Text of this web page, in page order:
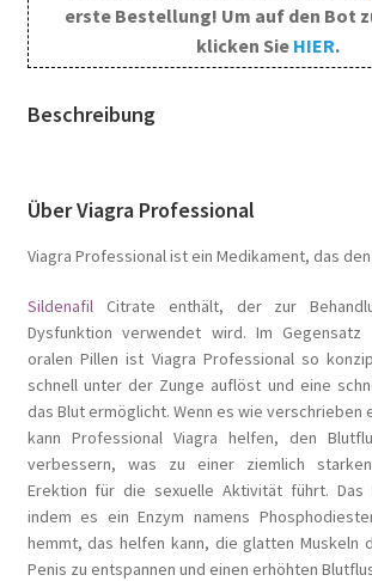
erste Bestellung! Um auf den Bot
klicken Sie HIER.
Beschreibung
Über Viagra Professional
Viagra Professional ist ein Medikament, das
SildenafilCitrate enthält, der zur
Dysfunktion verwendet wird. Im Gegensatz
oralen Pillen ist Viagra Professional so
schnell unter der Zunge auflöst und eine
das Blut ermöglicht. Wenn es wie verschrieben
kann Professional Viagra helfen, den
verbessern, was zu einer ziemlich
Erektion für die sexuelle Aktivität führt. Das
indem es ein Enzym namens
hemmt, das helfen kann, die glatten Muskeln
Penis zu entspannen und einen erhöhten